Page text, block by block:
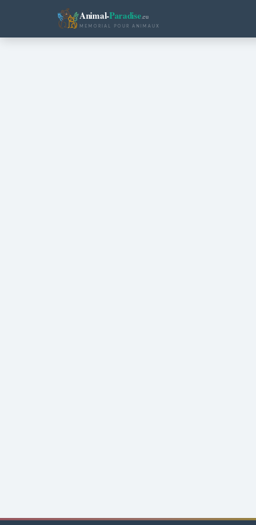
Animal-Paradise .eu
MEMORIAL POUR ANIMAUX